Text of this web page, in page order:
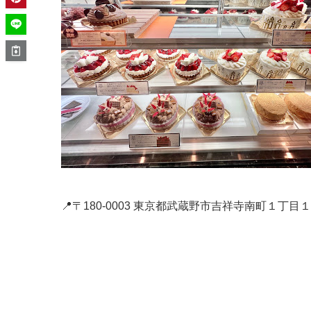
📍〒180-0003 東京都武蔵野市吉祥寺南町１丁目